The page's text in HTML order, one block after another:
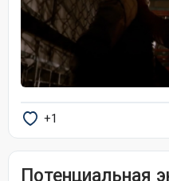
+1
Потенциальная